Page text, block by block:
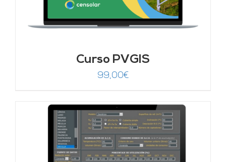
Curso PVGIS
99,00€